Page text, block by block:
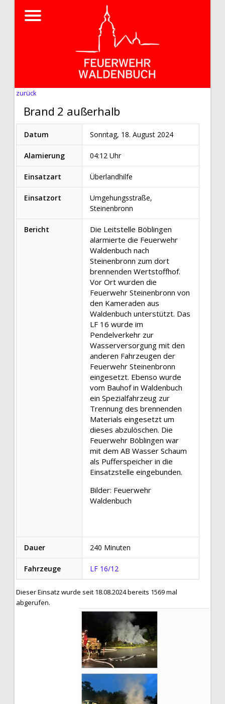
zurück
Brand 2 außerhalb
Datum Sonntag, 18. August 2024
Alamierung 04:12 Uhr
Einsatzart Überlandhilfe
Einsatzort
Umgehungsstraße,
Steinenbronn
Bericht
Die Leitstelle Böblingen
alarmierte die Feuerwehr
Waldenbuch nach
Steinenbronn zum dort
brennenden Wertstoffhof.
Vor Ort wurden die
Feuerwehr Steinenbronn von
den Kameraden aus
Waldenbuch unterstützt. Das
LF 16 wurde im
Pendelverkehr zur
Wasserversorgung mit den
anderen Fahrzeugen der
Feuerwehr Steinenbronn
eingesetzt. Ebenso wurde
vom Bauhof in Waldenbuch
ein Spezialfahrzeug zur
Trennung des brennenden
Materials eingesetzt um
dieses abzulöschen. Die
Feuerwehr Böblingen war
mit dem AB Wasser Schaum
als Pufferspeicher in die
Einsatzstelle eingebunden.
Bilder: Feuerwehr
Waldenbuch
Dauer 240 Minuten
Fahrzeuge LF 16/12
Dieser Einsatz wurde seit 18.08.2024 bereits 1569 mal
abgerufen.